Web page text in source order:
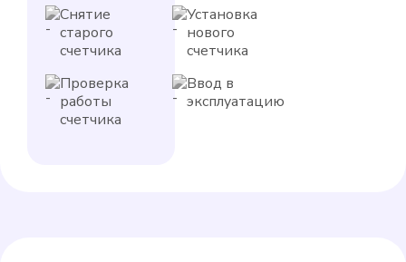
Снятие
старого
счетчика
Установка
нового
счетчика
Проверка
работы
счетчика
Ввод в
эксплуатацию